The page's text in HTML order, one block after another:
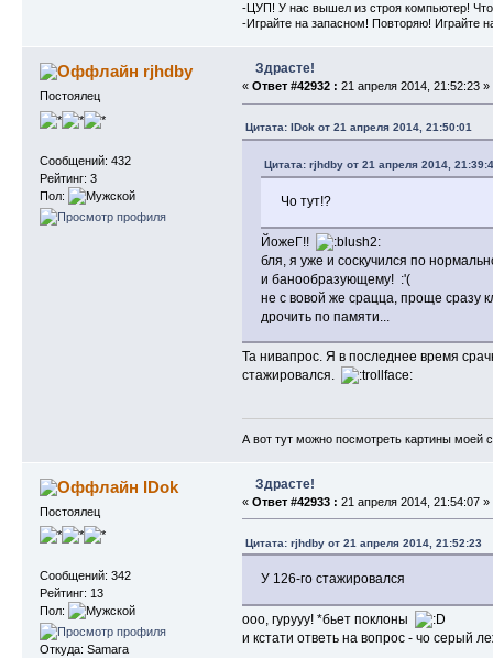
-ЦУП! У нас вышел из строя компьютер! Что
-Играйте на запасном! Повторяю! Играйте
rjhdby
Постоялец
Сообщений: 432
Рейтинг: 3
Пол:
Здрасте!
« Ответ #42932 : 21 апреля 2014, 21:52:23 »
Цитата: IDok от 21 апреля 2014, 21:50:01
Цитата: rjhdby от 21 апреля 2014,
Чо тут!?
ЙожеГ!!
бля, я уже и соскучился по
и банообразующему! :'(
не с вовой же срацца, проще сразу
дрочить по памяти...
Та нивапрос. Я в последнее время
стажировался.
А вот тут можно посмотреть картины моей
IDok
Постоялец
Сообщений: 342
Рейтинг: 13
Пол:
Откуда: Samara
Здрасте!
« Ответ #42933 : 21 апреля 2014, 21:54:07 »
Цитата: rjhdby от 21 апреля 2014, 21:52:23
У 126-го стажировался
ооо, гурууу! *бьет поклоны
и кстати ответь на вопрос - чо серый